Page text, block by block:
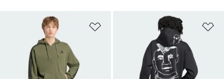
Føj til ønskeliste